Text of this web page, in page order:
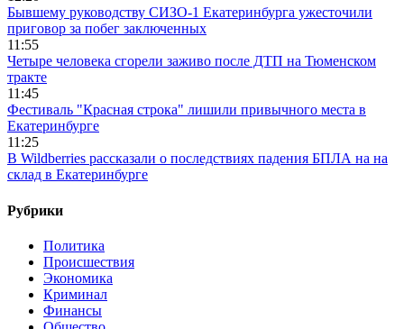
Бывшему руководству СИЗО-1 Екатеринбурга ужесточили
приговор за побег заключенных
11:55
Четыре человека сгорели заживо после ДТП на Тюменском
тракте
11:45
Фестиваль "Красная строка" лишили привычного места в
Екатеринбурге
11:25
В Wildberries рассказали о последствиях падения БПЛА на на
склад в Екатеринбурге
Рубрики
Политика
Происшествия
Экономика
Криминал
Финансы